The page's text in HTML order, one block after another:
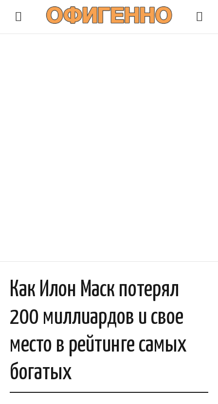
Как Илон Маск потерял
200 миллиардов и свое
место в рейтинге самых
богатых